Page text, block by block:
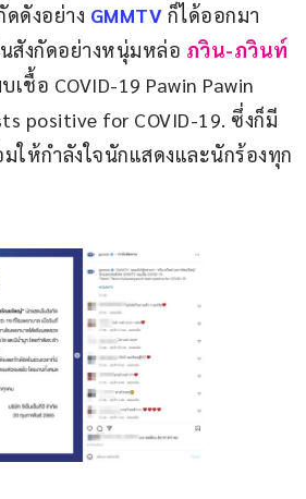
ดังอย่าง GMMTV ก็ได้ออกมา
สังกัดอย่างหนุ่มหล่อ ภวิน-ภวินท์
เชื้อ COVID-19 Pawin Pawin
positive for COVID-19. ซึ่งก็มี
ให้กำลังใจนักแสดงและนักร้องทุก